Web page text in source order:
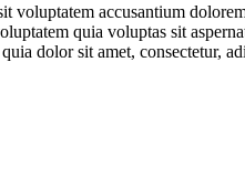
voluptatem accusantium
quia voluptas sit
dolor sit amet, consectetur,